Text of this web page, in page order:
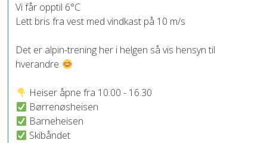
Vi får opptil 6°C
Lett bris fra vest med vindkast på 10 m/s
Det er alpin-trening her i helgen så vis hensyn til
hverandre
Heiser åpne fra 10.00 - 16.30
Børrenøsheisen
Barneheisen
Skibåndet